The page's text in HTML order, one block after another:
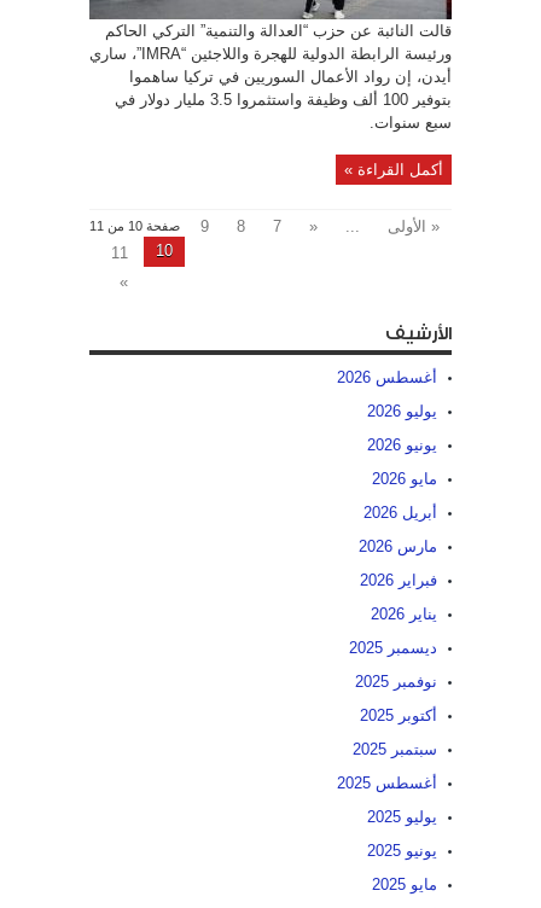
قالت النائبة عن حزب “العدالة والتنمية” التركي الحاكم
ورئيسة الرابطة الدولية للهجرة واللاجئين “IMRA”، ساري
أيدن، إن رواد الأعمال السوريين في تركيا ساهموا
بتوفير 100 ألف وظيفة واستثمروا 3.5 مليار دولار في
سبع سنوات.
أكمل القراءة »
صفحة 10 من 11 « الأولى ...
«
7
8
9
10
11
»
الأرشيف
أغسطس 2026
يوليو 2026
يونيو 2026
مايو 2026
أبريل 2026
مارس 2026
فبراير 2026
يناير 2026
ديسمبر 2025
نوفمبر 2025
أكتوبر 2025
سبتمبر 2025
أغسطس 2025
يوليو 2025
يونيو 2025
مايو 2025